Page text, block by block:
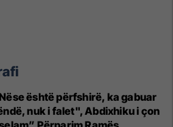
është përfshirë, ka gabuar
nuk i falet", Abdixhiku i çon